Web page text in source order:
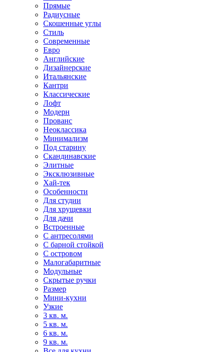
Прямые
Радиусные
Скошенные углы
Стиль
Современные
Евро
Английские
Дизайнерские
Итальянские
Кантри
Классические
Лофт
Модерн
Прованс
Неоклассика
Минимализм
Под старину
Скандинавские
Элитные
Эксклюзивные
Хай-тек
Особенности
Для студии
Для хрущевки
Для дачи
Встроенные
С антресолями
С барной стойкой
С островом
Малогабаритные
Модульные
Скрытые ручки
Размер
Мини-кухни
Узкие
3 кв. м.
5 кв. м.
6 кв. м.
9 кв. м.